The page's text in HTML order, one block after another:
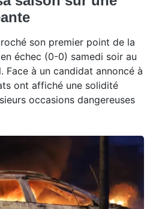
son premier point de la
échec (0-0) samedi soir au
Face à un candidat annoncé à
ont affiché une solidité
occasions dangereuses